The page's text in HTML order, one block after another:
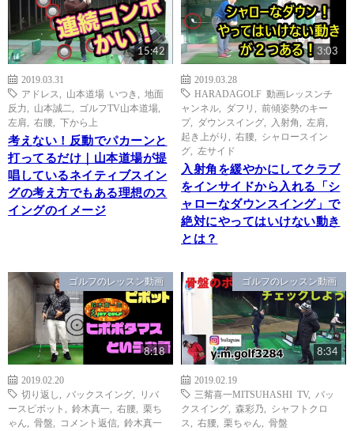
15:42
2019.03.31
アドレス
山本道場 いつき
地面
反力
山本誠二 ゴルフTV山本道場
左肩
右腰 下から上
考えない！反動でパカーンと
打ってるだけ｜山本道場が提
唱しているネイティブスイン
グの考え方でもある理想のス
イングのイメージ
3:03
2019.03.28
HARADAGOLF 動画レッスンチ
ャンネル
ダフリ
前傾姿勢のキー
プ, ダウンスイング 入射角 左肩
起き上がり
右腰
シャロースイン
グ
左サイド
入射角を緩やかにしてクラブ
をインサイドから入れる「シ
ャローなダウンスイング」で
絶対にやってはいけない動き
とは？
ゴルフのレッスン動画
8:18
2019.02.20
切り返し
バックスイング
リバ
ースピボット
鈴木真一 右腰
栗ち
ゃん
骨盤 コメント返信
鈴木真一
ゴルフのレッスン動画
8:34
2019.02.19
三觜喜一MITSUHASHI TV, バッ
クスイング
森彩乃
シャフトクロ
ス
右腰 栗ちゃん 骨盤